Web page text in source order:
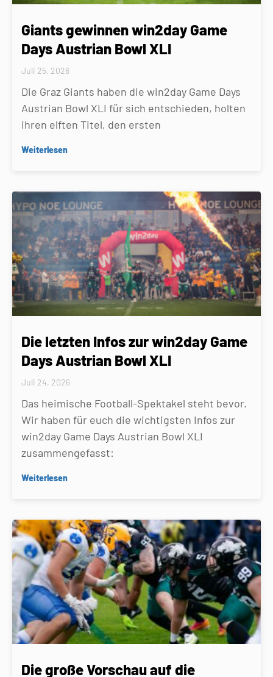
Giants gewinnen win2day Game
Days Austrian Bowl XLI
Juli 25, 2026
Die Graz Giants haben die win2day Game Days
Austrian Bowl XLI für sich entschieden, holten
ihren elften Titel, den ersten
Weiterlesen
Die letzten Infos zur win2day Game
Days Austrian Bowl XLI
Juli 24, 2026
Das heimische Football-Spektakel steht bevor.
Wir haben für euch die wichtigsten Infos zur
win2day Game Days Austrian Bowl XLI
zusammengefasst:
Weiterlesen
Die große Vorschau auf die